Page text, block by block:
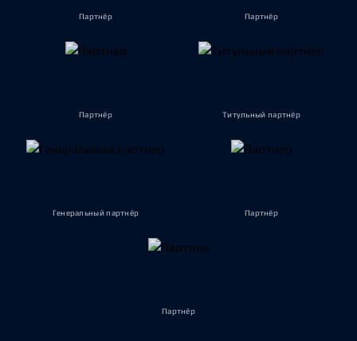
Партнёр Партнёр
Партнёр Титульный партнёр
Генеральный партнёр Партнёр
Партнёр